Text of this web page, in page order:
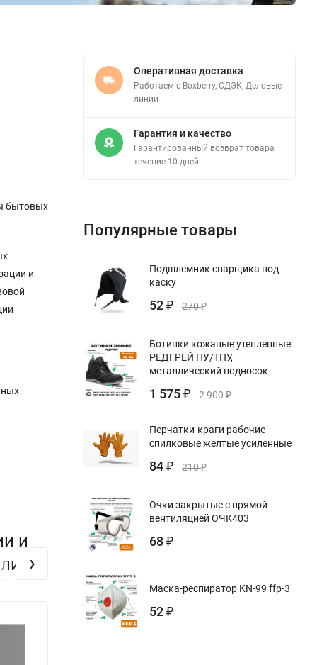
бытовых
и
и
›
Оперативная доставка
Работаем с Boxberry, СДЭК, Деловые
линии
Гарантия и качество
Гарантированный возврат товара
течение 10 дней
Популярные товары
Подшлемник сварщика под
каску
52 ₽ 270₽
Ботинки кожаные утепленные
РЕДГРЕЙ ПУ/ТПУ,
металлический подносок
1 575 ₽ 2 900₽
Перчатки-краги рабочие
спилковые желтые усиленные
84 ₽ 210₽
Очки закрытые с прямой
вентиляцией ОЧК403
68 ₽
Маска-респиратор KN-99 ffp-3
52 ₽